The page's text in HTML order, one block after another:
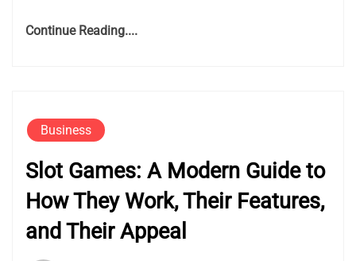
Continue Reading....
Business
Slot Games: A Modern Guide to
How They Work, Their Features,
and Their Appeal